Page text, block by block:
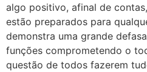
algo positivo, afinal de
estão preparados para
demonstra uma grande
funções comprometendo o
questão de todos fazerem